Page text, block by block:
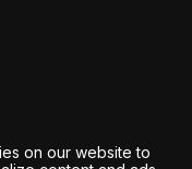
on our website to